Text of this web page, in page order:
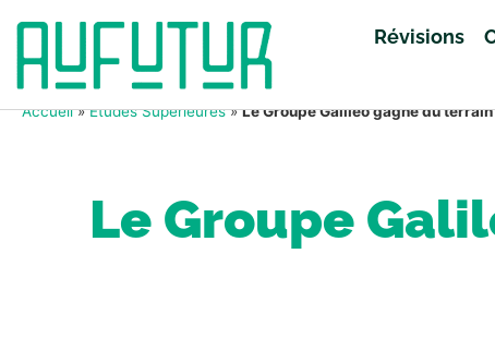
Révisions
Accueil»Études Supérieures»Le Groupe Galileo gagne du terrain
Le Groupe